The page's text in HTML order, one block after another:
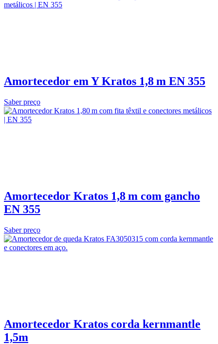
Amortecedor em Y Kratos 1,8 m EN 355
Saber preço
Amortecedor Kratos 1,8 m com gancho
EN 355
Saber preço
Amortecedor Kratos corda kernmantle
1,5m